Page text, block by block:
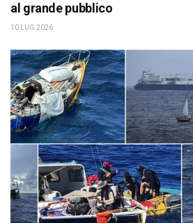
al grande pubblico
10 LUG 2026